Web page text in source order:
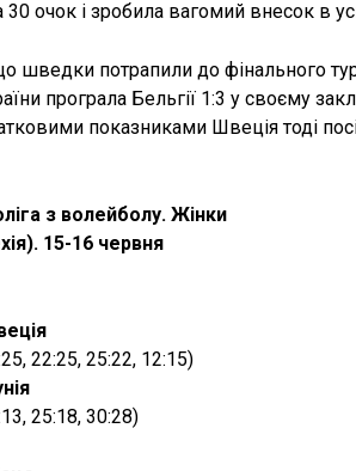
очок і зробила вагомий внесок в
шведки потрапили до фінального
програла Бельгії 1:3 у своєму
показниками Швеція тоді
з волейболу. Жінки
15-16 червня
22:25, 25:22, 12:15)
25:18, 30:28)